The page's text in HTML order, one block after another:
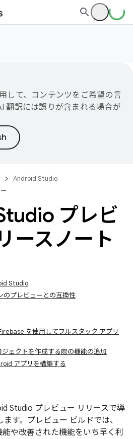
して、コンテンツをご希望の言
翻訳には誤りが含まれる場合が
Android Studio
プレビ
ースノート
Studio
プレビューとの互換性
を使用してフルスタック アプリ
ェクトを作成する際の機能の追加
アプリを構築する
Studio プレビュー リリースで導
す。プレビュー ビルドでは、
や改善された機能をいち早く利